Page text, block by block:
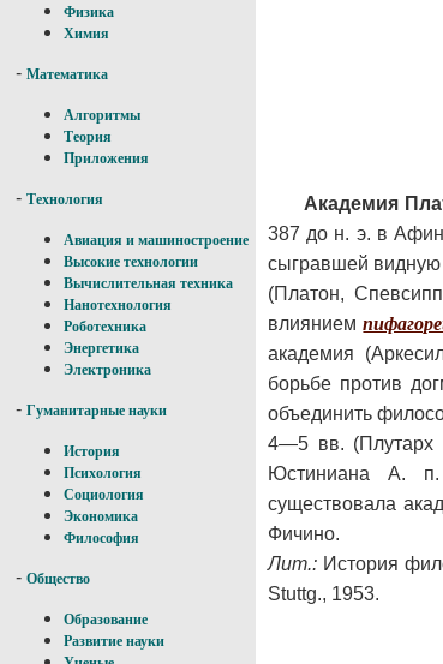
Физика
Химия
- Математика
Алгоритмы
Теория
Приложения
- Технология
Авиация и машиностроение
Высокие технологии
Вычислительная техника
Нанотехнология
Роботехника
Энергетика
Электроника
- Гуманитарные науки
История
Психология
Социология
Экономика
Философия
- Общество
Образование
Развитие науки
Академия
387 до н. э. в
сыгравшей видную
(Платон,
влиянием
академия
борьбе против
объединить
4—5 вв. (Плутарх
Юстиниана А. п.
существовала
Фичино.
Лит.: История
Stuttg., 1953.